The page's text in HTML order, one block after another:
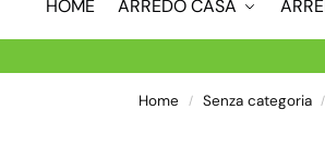
HOME ARREDO CASA
Home / Senza categoria /